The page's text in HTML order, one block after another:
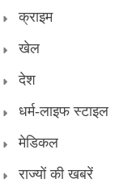
क्राइम
खेल
देश
धर्म-लाइफ स्टाइल
मेडिकल
राज्यों की खबरें